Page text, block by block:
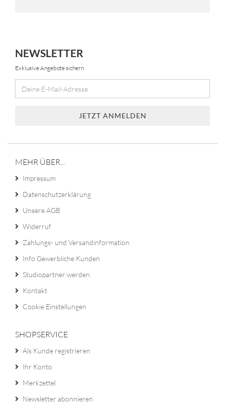
NEWSLETTER
Exklusive Angebote sichern
MEHR ÜBER...
Impressum
Datenschutzerklärung
Unsere AGB
Widerruf
Zahlungs- und Versandinformation
Info Gewerbliche Kunden
Studiopartner werden
Kontakt
Cookie Einstellungen
SHOPSERVICE
Als Kunde registrieren
Ihr Konto
Merkzettel
Newsletter abonnieren